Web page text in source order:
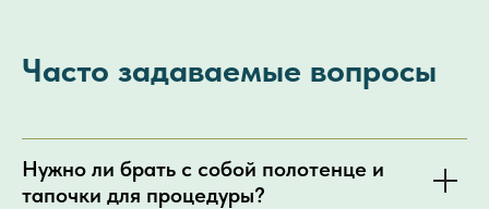
Часто задаваемые вопросы
Нужно ли брать с собой полотенце и
тапочки для процедуры?